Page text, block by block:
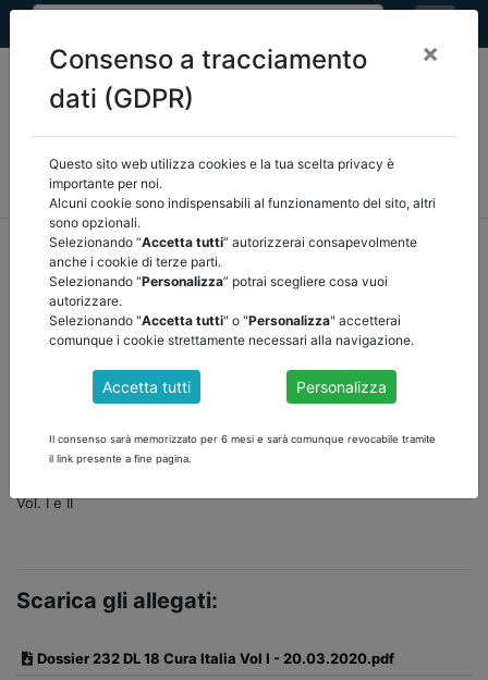
MEF FINANZA LOCALE/OSSERVATORIO
NORMATIVA
CORTE DEI CONTI E GIURISPRUDENZA
home documenti pubblici altri/torna indietro
DOCUMENTI PUBBLICI
SCHEDE DI LETTURA DOSSIER 232 DL 18 CURA
Misure di potenziamento del Servizio sanitario nazionale e di
sostegno economico per famiglie, lavoratori e imprese connesse
Vol. I e II
Scarica gli allegati:
Dossier 232 DL 18 Cura Italia Vol I - 20.03.2020.pdf
Consenso a tracciamento
dati (GDPR)
×
Questo sito web utilizza cookies e la tua scelta privacy è
importante per noi.
Alcuni cookie sono indispensabili al funzionamento del sito, altri
sono opzionali.
Selezionando “Accetta tutti” autorizzerai consapevolmente
anche i cookie di terze parti.
Selezionando “Personalizza” potrai scegliere cosa vuoi
autorizzare.
Selezionando "Accetta tutti" o "Personalizza" accetterai
comunque i cookie strettamente necessari alla navigazione.
Accetta tutti Personalizza
Il consenso sarà memorizzato per 6 mesi e sarà comunque revocabile tramite
il link presente a fine pagina.